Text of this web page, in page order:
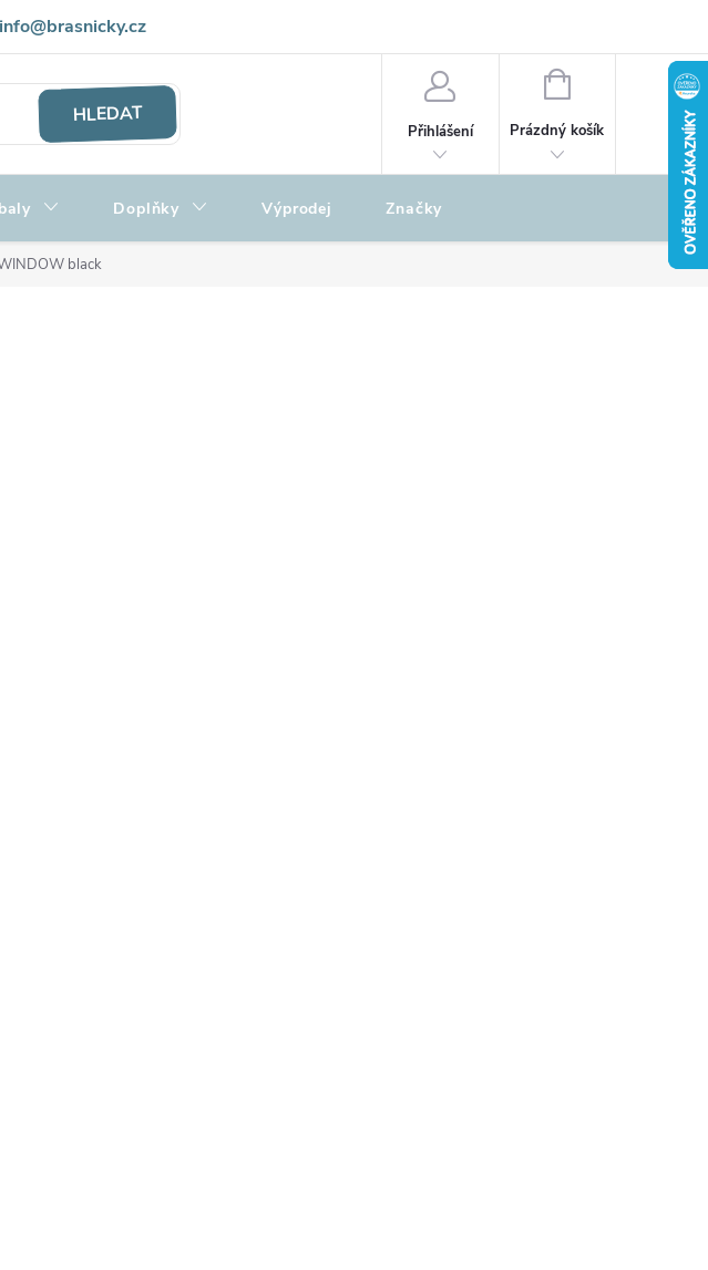
info@brasnicky.cz
údajů Hodnocení obchodu
HLEDAT
Přihlášení
NÁKUPNÍ
Prázdný košík
Doplňky Výprodej Značky
black